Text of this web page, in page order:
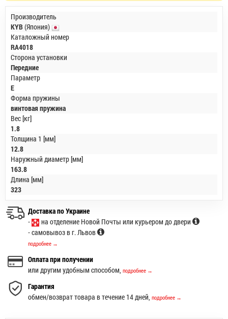
Производитель
KYB(Япония)
Каталожный номер
RA4018
Сторона установки
Передние
Параметр
E
Форма пружины
винтовая пружина
Вес [кг]
1.8
Толщина 1 [мм]
12.8
Наружный диаметр [мм]
163.8
Длина [мм]
323
Доставка по Украине
-
на отделение Новой Почты или курьером до двери
- самовывоз в г. Львов
подробнее →
Оплата при получении
или другим удобным способом, подробнее →
Гарантия
обмен/возврат товара в течение 14 дней, подробнее →